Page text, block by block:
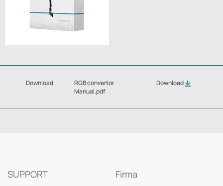
Download
RGB convertor
Manual.pdf
Download
SUPPORT Firma